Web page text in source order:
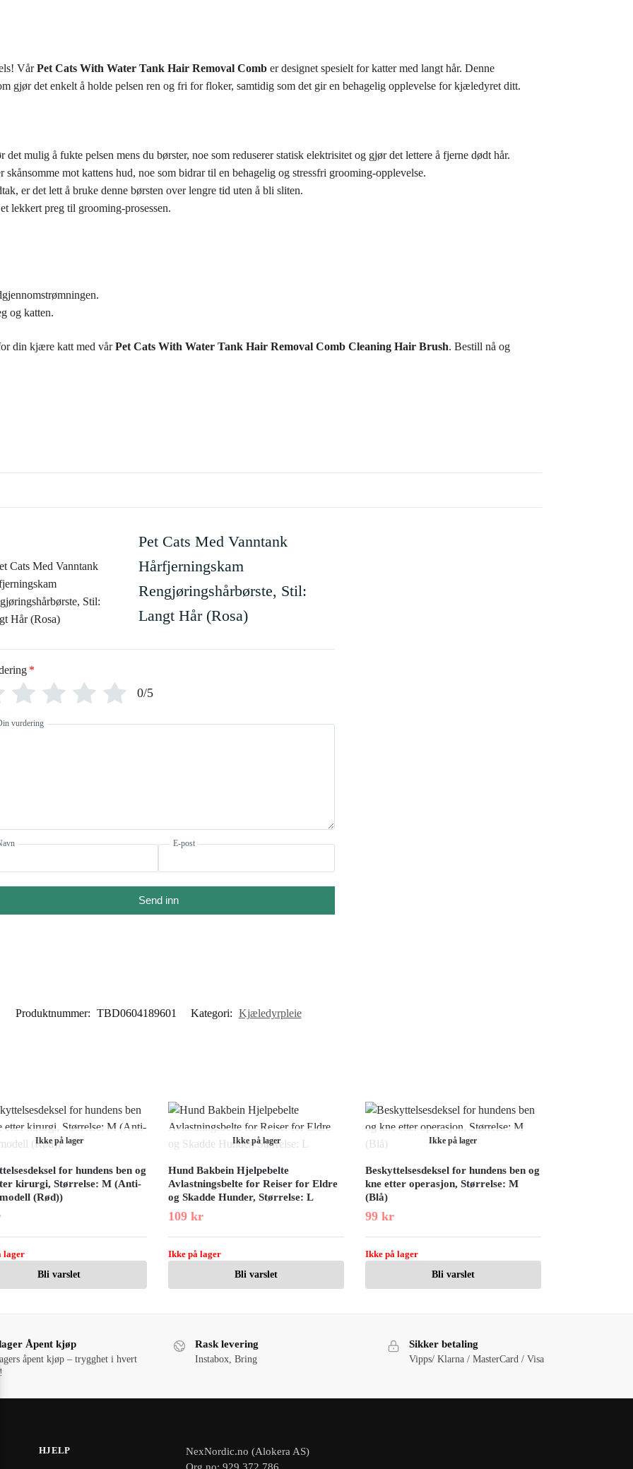
VårPet Cats With Water Tank Hair Removal Comber designet spesielt for katter med langt hår. Denne
gjør det enkelt å holde pelsen ren og fri for floker, samtidig som det gir en behagelig opplevelse for kjæledyret ditt.
mulig å fukte pelsen mens du børster, noe som reduserer statisk elektrisitet og gjør det lettere å fjerne dødt hår.
skånsomme mot kattens hud, noe som bidrar til en behagelig og stressfri grooming-opplevelse.
er det lett å bruke denne børsten over lengre tid uten å bli sliten.
lekkert preg til grooming-prosessen.
og katten.
din kjære katt med vårPet Cats With Water Tank Hair Removal Comb Cleaning Hair Brush. Bestill nå og
Pet Cats Med Vanntank
Hårfjerningskam
Rengjøringshårbørste, Stil:
Langt Hår (Rosa)
*
0/5
vurdering
E-post
Send inn
Produktnummer: TBD0604189601 Kategori: Kjæledyrpleie
Ikke på lager
for hundens ben og
kirurgi, Størrelse: M (Anti-
(Rød))
lager
Bli varslet
Ikke på lager
Hund Bakbein Hjelpebelte
Avlastningsbelte for Reiser for Eldre
og Skadde Hunder, Størrelse: L
109kr
Ikke på lager
Bli varslet
Ikke på lager
Beskyttelsesdeksel for hundens ben og
kne etter operasjon, Størrelse: M
(Blå)
99kr
Ikke på lager
Bli varslet
Åpent kjøp
åpent kjøp – trygghet i hvert
Rask levering
Instabox, Bring
Sikker betaling
Vipps/ Klarna / MasterCard / Visa
HJELP
NexNordic.no (Alokera AS)